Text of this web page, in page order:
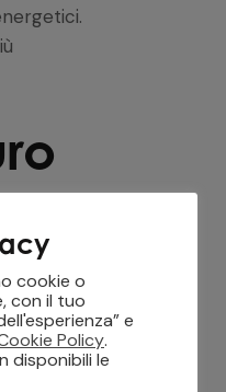
non
cookie o
con il tuo
e
Policy.
disponibili le